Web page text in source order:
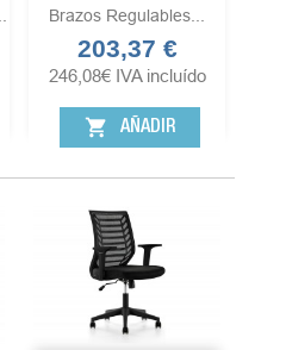
Brazos Regulables...
Precio
203,37 €
246,08€ IVA incluído
shopping_cart AÑADIR